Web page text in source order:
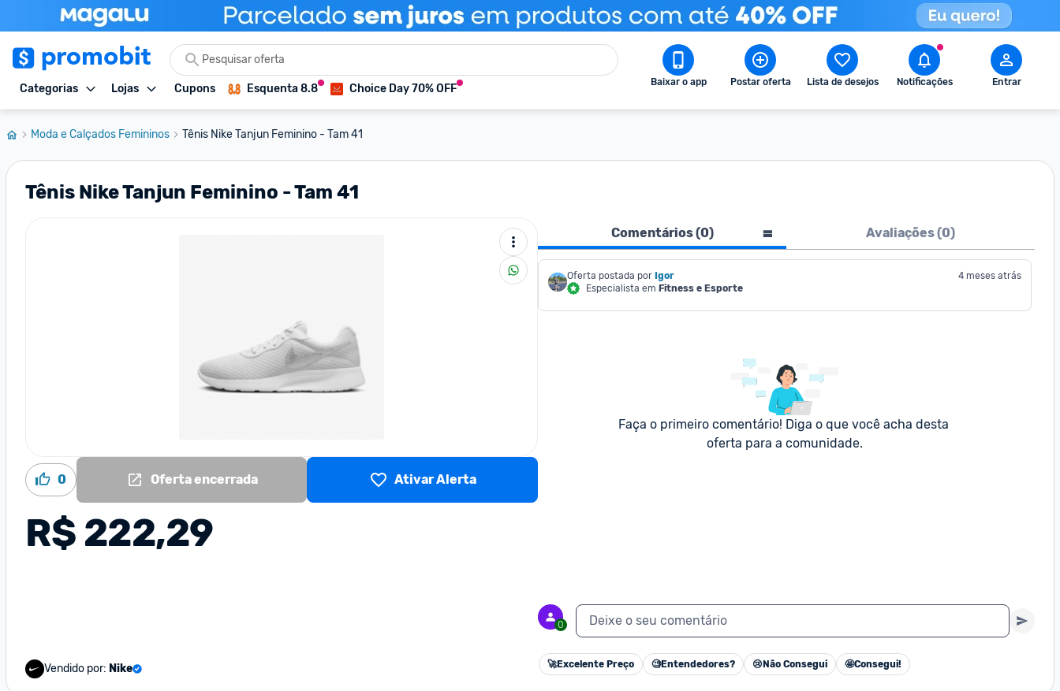
Categorias Lojas Cupons Esquenta 8.8 Choice Day 70% OFF Baixar o app Postar oferta Lista de desejos Notificações Entrar
Moda e Calçados Femininos Tênis Nike Tanjun Feminino - Tam 41
Tênis Nike Tanjun Feminino - Tam 41
0 Oferta encerrada Ativar Alerta
R$ 222,29
Vendido por: Nike
Comentários (0) Avaliações (0)
Oferta postada por Igor
Especialista em Fitness e Esporte
4 meses atrás
Faça o primeiro comentário! Diga o que você acha desta
oferta para a comunidade.
0 Deixe o seu comentário
🚀Excelente Preço 🧐Entendedores? 😢 Não Consegui 🤩Consegui!